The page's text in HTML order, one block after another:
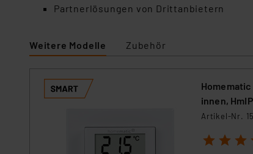
Partnerlösungen von Drittanbietern
Weitere Modelle Zubehör
innen,
Artikel-Nr.
1 2 3